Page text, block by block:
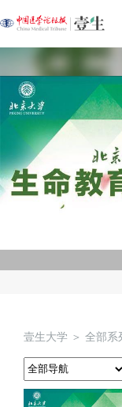
壹生大学 ＞ 全部系